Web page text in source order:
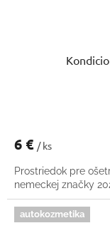
6 € / ks
Prostriedok pre
nemeckej značky
autokozmetika